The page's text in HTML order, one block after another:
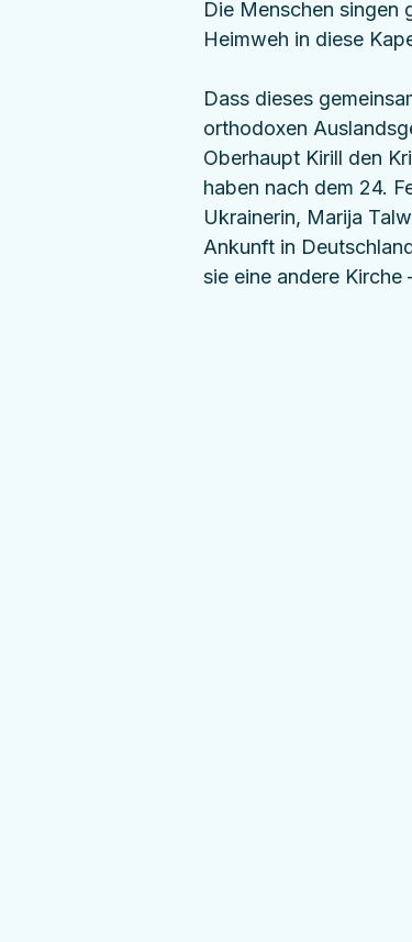
Die Menschen singen
Heimweh in diese
Dass dieses
orthodoxen
Oberhaupt Kirill den
haben nach dem 24.
Ukrainerin, Marija
Ankunft in
sie eine andere